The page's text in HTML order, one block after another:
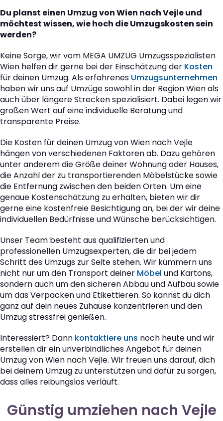
Du planst einen Umzug von Wien nach Vejle und
möchtest wissen, wie hoch die Umzugskosten sein
werden?
Keine Sorge, wir vom MEGA UMZUG Umzugsspezialisten
Wien helfen dir gerne bei der Einschätzung der Kosten
für deinen Umzug. Als erfahrenes Umzugsunternehmen
haben wir uns auf Umzüge sowohl in der Region Wien als
auch über längere Strecken spezialisiert. Dabei legen wir
großen Wert auf eine individuelle Beratung und
transparente Preise.
Die Kosten für deinen Umzug von Wien nach Vejle
hängen von verschiedenen Faktoren ab. Dazu gehören
unter anderem die Größe deiner Wohnung oder Hauses,
die Anzahl der zu transportierenden Möbelstücke sowie
die Entfernung zwischen den beiden Orten. Um eine
genaue Kostenschätzung zu erhalten, bieten wir dir
gerne eine kostenfreie Besichtigung an, bei der wir deine
individuellen Bedürfnisse und Wünsche berücksichtigen.
Unser Team besteht aus qualifizierten und
professionellen Umzugsexperten, die dir bei jedem
Schritt des Umzugs zur Seite stehen. Wir kümmern uns
nicht nur um den Transport deiner Möbel und Kartons,
sondern auch um den sicheren Abbau und Aufbau sowie
um das Verpacken und Etikettieren. So kannst du dich
ganz auf dein neues Zuhause konzentrieren und den
Umzug stressfrei genießen.
Interessiert? Dann kontaktiere uns noch heute und wir
erstellen dir ein unverbindliches Angebot für deinen
Umzug von Wien nach Vejle. Wir freuen uns darauf, dich
bei deinem Umzug zu unterstützen und dafür zu sorgen,
dass alles reibungslos verläuft.
Günstig umziehen nach Vejle